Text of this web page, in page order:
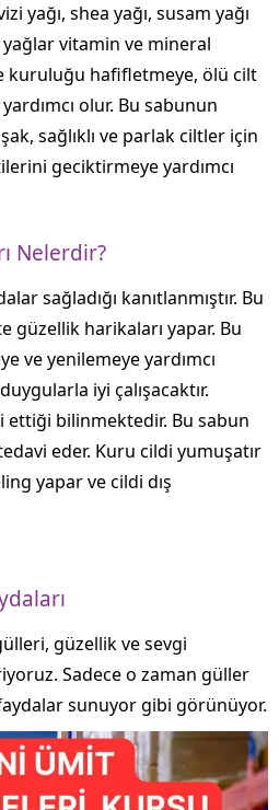
yağı, shea yağı, susam yağı
vitamin ve mineral
kuruluğu hafifletmeye, ölü cilt
olur. Bu sabunun
sağlıklı ve parlak ciltler için
geciktirmeye yardımcı
Nelerdir?
sağladığı kanıtlanmıştır. Bu
güzellik harikaları yapar. Bu
ve yenilemeye yardımcı
iyi çalışacaktır.
ettiği bilinmektedir. Bu sabun
eder. Kuru cildi yumuşatır
yapar ve cildi dış
güzellik ve sevgi
Sadece o zaman güller
sunuyor gibi görünüyor.